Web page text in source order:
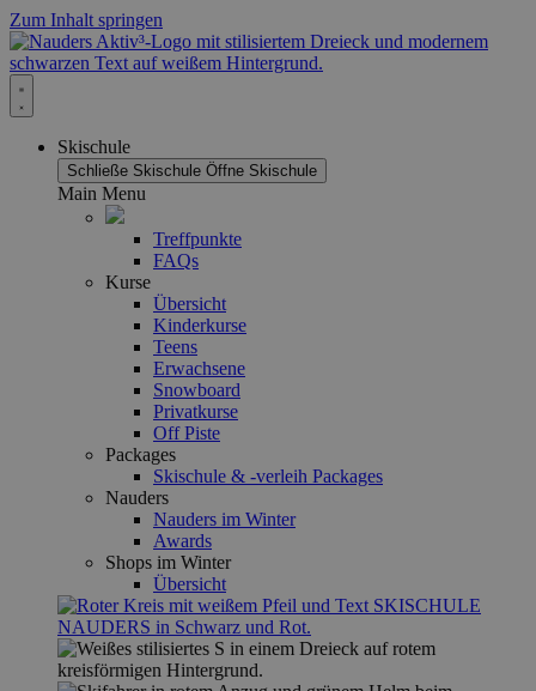
Zum Inhalt springen
Skischule
Schließe Skischule Öffne Skischule
Main Menu
Treffpunkte
FAQs
Kurse
Übersicht
Kinderkurse
Teens
Erwachsene
Snowboard
Privatkurse
Off Piste
Packages
Skischule & -verleih Packages
Nauders
Nauders im Winter
Awards
Shops im Winter
Übersicht